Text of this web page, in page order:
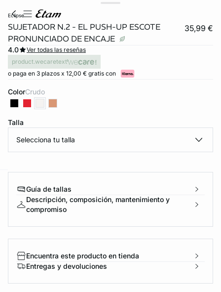
eclipse
SUJETADOR N.2 - EL PUSH-UP ESCOTE
PRONUNCIADO DE ENCAJE
35,99 €
4.0
Ver todas las reseñas
product.wecaretext
o paga en 3 plazos x 12,00 € gratis con
Color crudo
Talla
Selecciona tu talla
Guía de tallas
Descripción, composición, mantenimiento y
compromiso
Encuentra este producto en tienda
Entregas y devoluciones